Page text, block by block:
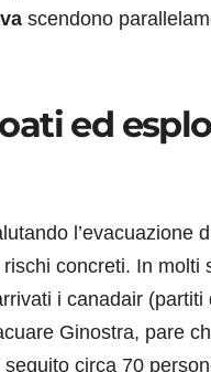
scendono
ed
l’evacuazione
concreti. In
i canadair (partiti
Ginostra, pare
circa 70